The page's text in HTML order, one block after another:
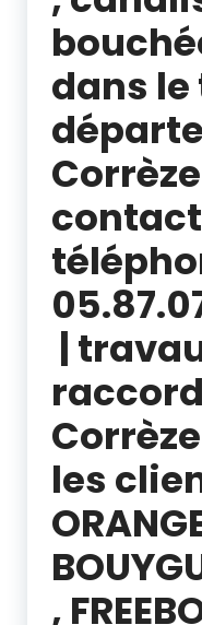
dans le
Corrèze
|
les
,